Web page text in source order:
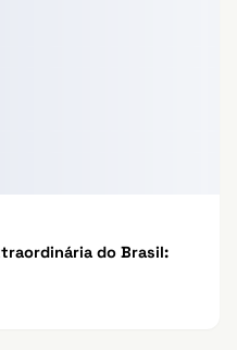
do Brasil: